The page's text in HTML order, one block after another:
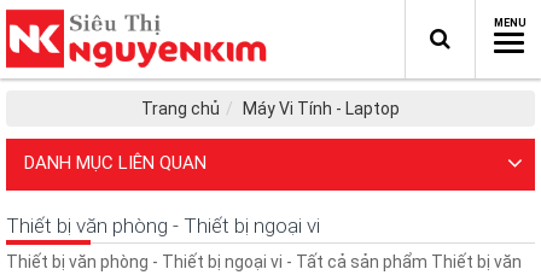
Trang chủ Máy Vi Tính - Laptop
DANH MỤC LIÊN QUAN
Thiết bị văn phòng - Thiết bị ngoại vi
Thiết bị văn phòng - Thiết bị ngoại vi - Tất cả sản phẩm Thiết bị văn